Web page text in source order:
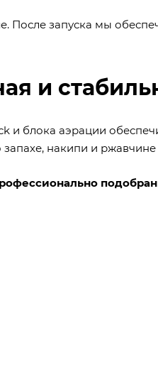
После запуска мы
и
и блока аэрации
накипи и ржавчине